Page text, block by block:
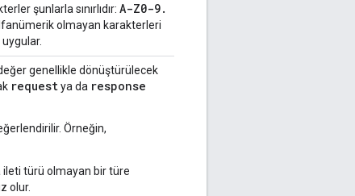
şunlarla sınırlıdır: A-Z0-9.
olmayan karakterleri
genellikle dönüştürülecek
requestya da response
Örneğin,
türü olmayan bir türe
olur.